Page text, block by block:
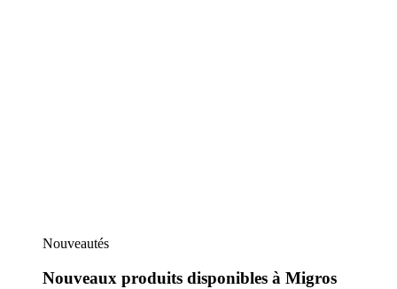
Nouveautés
Nouveaux produits disponibles à Migros